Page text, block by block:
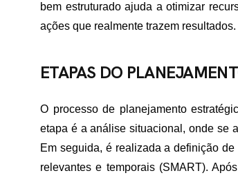
bem estruturado ajuda a otimizar
ações que realmente trazem resultados.
ETAPAS DO
O processo de planejamento
etapa é a análise situacional, onde se
Em seguida, é realizada a definição
relevantes e temporais (SMART).